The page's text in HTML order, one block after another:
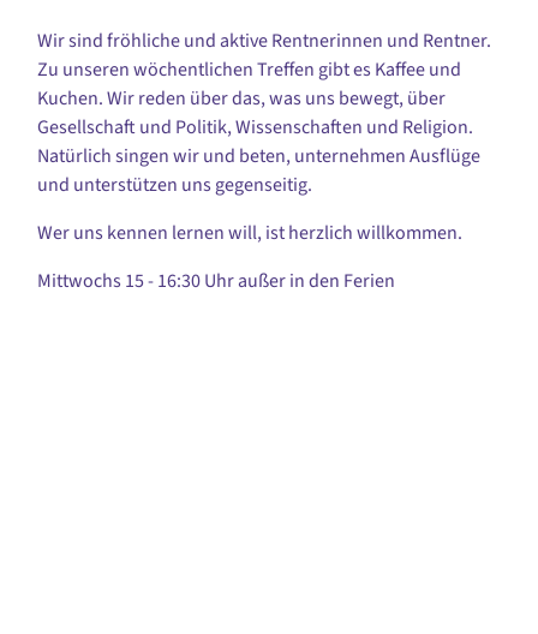
Wir sind fröhliche und aktive Rentnerinnen und Rentner.
Zu unseren wöchentlichen Treffen gibt es Kaffee und
Kuchen. Wir reden über das, was uns bewegt, über
Gesellschaft und Politik, Wissenschaften und Religion.
Natürlich singen wir und beten, unternehmen Ausflüge
und unterstützen uns gegenseitig.
Wer uns kennen lernen will, ist herzlich willkommen.
Mittwochs 15 - 16:30 Uhr außer in den Ferien